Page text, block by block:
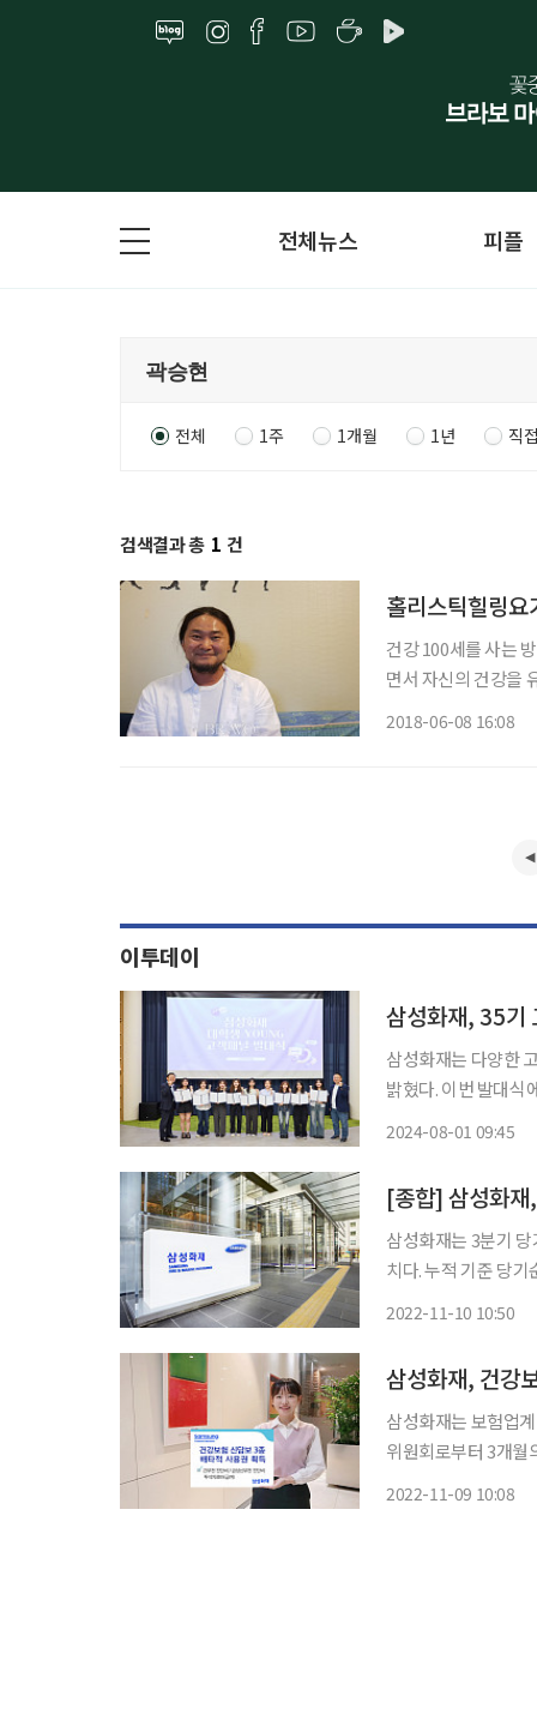
전체뉴스 피플
전체 1주 1개월 1년 직
검색결과 총 1 건
홀리스틱힐링
건강 100세를 사는
면서 자신의 건강을
2018-06-08 16:08
이투데이
삼성화재, 35기
삼성화재는 다양한
밝혔다. 이번 발대식에는 20대 고객을 위한 새로운 고객 경험을 제공하기 위해 대학생영패널
2024-08-01 09:45
[종합] 삼성화
삼성화재는 3분기
치다. 누적 기준 당기순이익은 전년보다 1.0% 성장한 1조 326억 원을 기록했다. 이는 전년도
2022-11-10 10:50
삼성화재, 건강
삼성화재는 보험업
위원회로부터 3개월의 배타
2022-11-09 10:08